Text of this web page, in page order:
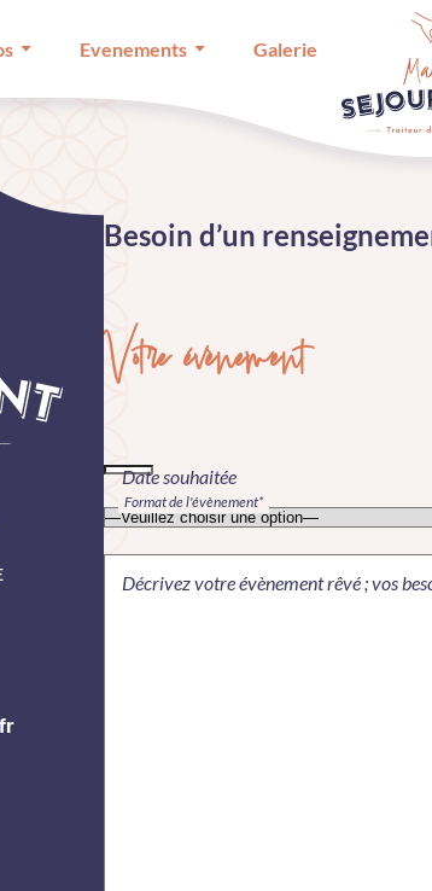
Evenements Galerie
Besoin d’un
Votre évènement
Date souhaitée
Format de l'évènement*
Décrivez votre évènement rêvé ; vos